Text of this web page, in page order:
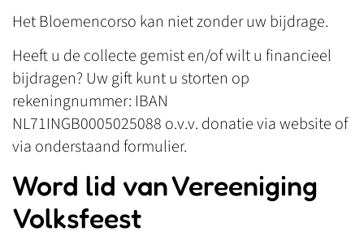
Het Bloemencorso kan niet zonder uw bijdrage.
Heeft u de collecte gemist en/of wilt u financieel
bijdragen? Uw gift kunt u storten op
rekeningnummer: IBAN
NL71INGB0005025088 o.v.v. donatie via website of
via onderstaand formulier.
Word lid van Vereeniging
Volksfeest